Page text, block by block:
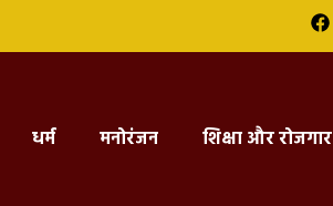
धर्म मनोरंजन शिक्षा और रोजगार